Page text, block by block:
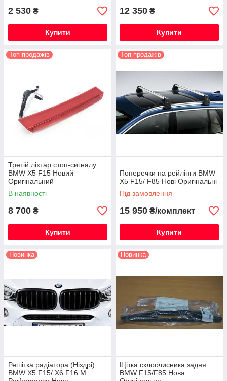
2 530 ₴
Купити
12 350 ₴
Купити
Топ продажів
Третій ліхтар стоп-сигналу
BMW X5 F15 Новий
Оригінальний
В наявності
8 700 ₴
Купити
Топ продажів
Поперечки на рейлінги BMW
X5 F15/ F85 Нові Оригінальні
Під замовлення
15 950 ₴/комплект
Купити
Новинка
Решітка радіатора (Ніздрі)
BMW X5 F15/ X6 F16 M
Новинка
Щітка склоочисника задня
BMW F15/F85 Нова